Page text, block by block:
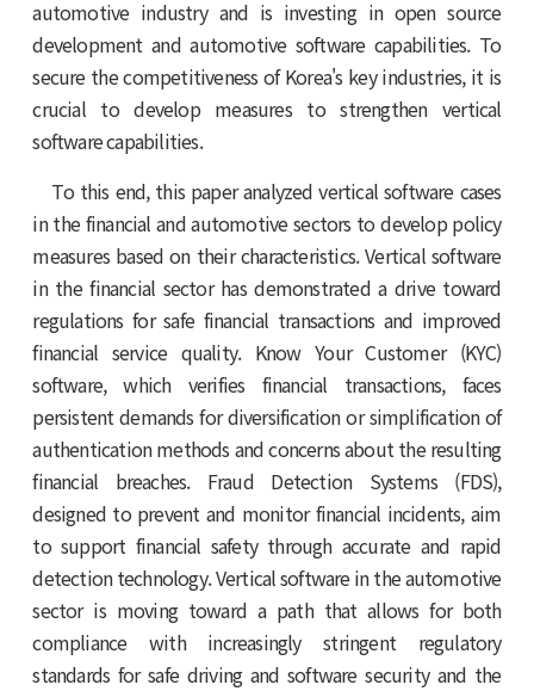
automotive industry and is investing in open source
development and automotive software capabilities. To
secure the competitiveness of Korea's key industries, it is
crucial to develop measures to strengthen vertical
software capabilities.
To this end, this paper analyzed vertical software cases
in the financial and automotive sectors to develop policy
measures based on their characteristics. Vertical software
in the financial sector has demonstrated a drive toward
regulations for safe financial transactions and improved
financial service quality. Know Your Customer (KYC)
software, which verifies financial transactions, faces
persistent demands for diversification or simplification of
authentication methods and concerns about the resulting
financial breaches. Fraud Detection Systems (FDS),
designed to prevent and monitor financial incidents, aim
to support financial safety through accurate and rapid
detection technology. Vertical software in the automotive
sector is moving toward a path that allows for both
compliance with increasingly stringent regulatory
standards for safe driving and software security and the